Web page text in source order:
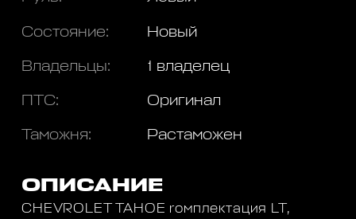
Состояние: Новый
Владельцы: 1 владелец
ПТС: Оригинал
Таможня: Растаможен
ОПИСАНИЕ
CHEVROLET ТАНОЕ rомплектация LT,